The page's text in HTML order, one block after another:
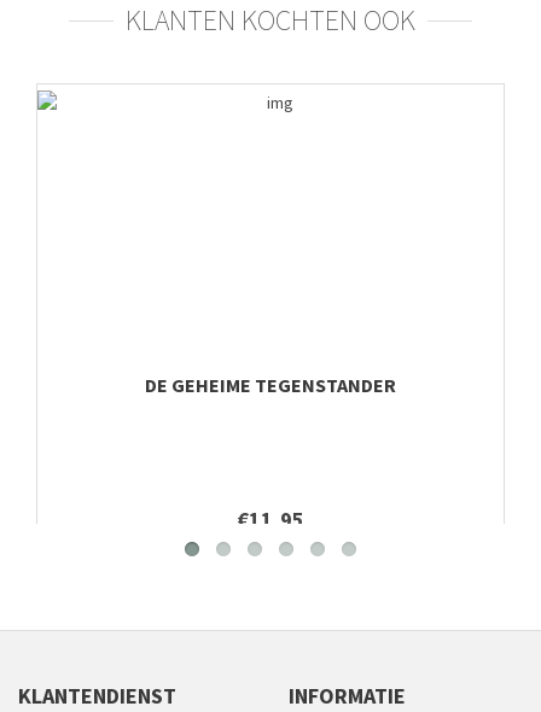
KLANTEN KOCHTEN OOK
DE GEHEIME TEGENSTANDER
€11,95
KLANTENDIENST INFORMATIE